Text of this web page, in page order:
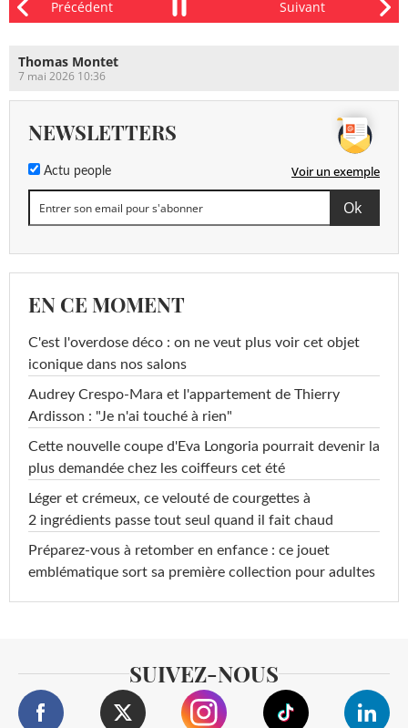
Thomas Montet
7 mai 2026 10:36
NEWSLETTERS
Actu people Voir un exemple
EN CE MOMENT
C'est l'overdose déco : on ne veut plus voir cet objet
iconique dans nos salons
Audrey Crespo-Mara et l'appartement de Thierry
Ardisson : "Je n'ai touché à rien"
Cette nouvelle coupe d'Eva Longoria pourrait devenir la
plus demandée chez les coiffeurs cet été
Léger et crémeux, ce velouté de courgettes à
2 ingrédients passe tout seul quand il fait chaud
Préparez-vous à retomber en enfance : ce jouet
emblématique sort sa première collection pour adultes
SUIVEZ-NOUS